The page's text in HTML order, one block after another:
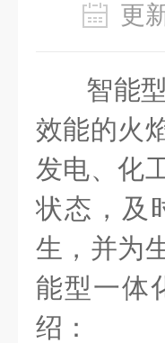
更
智能
效能的火
发电、化
状态，及
生，并为
能型一体
绍：